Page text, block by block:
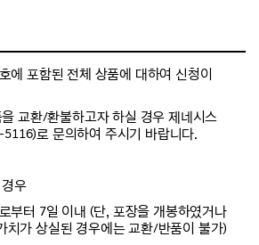
에 포함된 전체 상품에 대하여 신청이
교환/환불하고자 하실 경우 제네시스
로 문의하여 주시기 바랍니다.
우
부터 7일 이내 (단, 포장을 개봉하였거나
치가 상실된 경우에는 교환/반품이 불가)